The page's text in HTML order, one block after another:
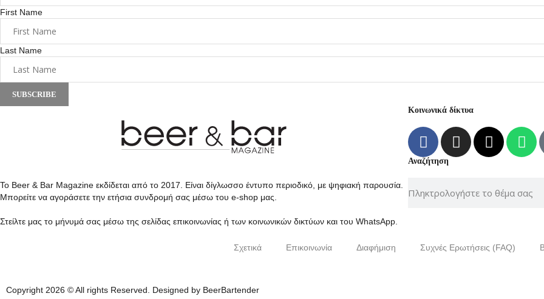
First Name
Last Name
SUBSCRIBE
Το Beer & Bar Magazine εκδίδεται από το 2017. Είναι δίγλωσσο έντυπο περιοδικό, με ψηφιακή παρουσία.
Μπορείτε να αγοράσετε την ετήσια συνδρομή σας μέσω του e-shop μας.
Στείλτε μας το μήνυμά σας μέσω της σελίδας επικοινωνίας ή των κοινωνικών δικτύων και του WhatsApp.
Κοινωνικά δίκτυα
Αναζήτηση
Σχετικά Επικοινωνία Διαφήμιση Συχνές Ερωτήσεις (FAQ)
Copyright 2026 © All rights Reserved. Designed by BeerBartender